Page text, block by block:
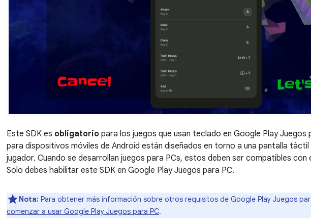
Este SDK es obligatorio para los juegos que usan teclado en Google Play Juegos
para dispositivos móviles de Android están diseñados en torno a una pantalla
jugador. Cuando se desarrollan juegos para PCs, estos deben ser compatibles con
Solo debes habilitar este SDK en Google Play Juegos para PC.
Nota: Para obtener más información sobre otros requisitos de Google Play Juegos
comenzar a usar Google Play Juegos para PC.